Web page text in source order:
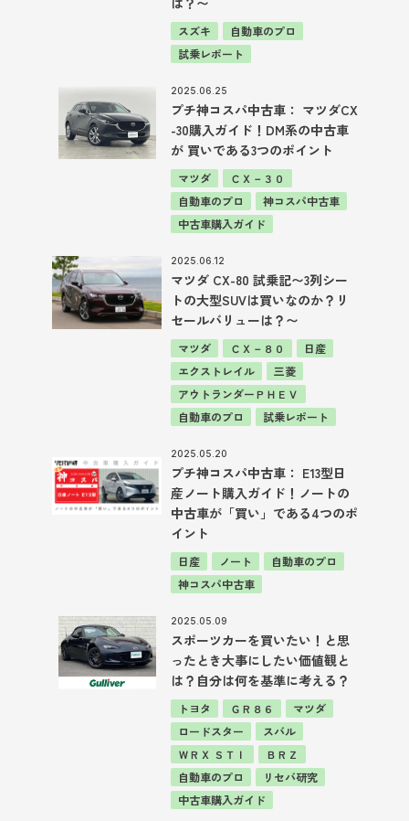
スズキ
自動車のプロ
試乗レポート
2025.06.25
プチ神コスパ中古車： マツダCX
-30購入ガイド！DM系の中古車
が 買いである3つのポイント
マツダ
ＣＸ－３０
自動車のプロ
神コスパ中古車
中古車購入ガイド
2025.06.12
マツダ CX-80 試乗記〜3列シー
トの大型SUVは買いなのか？リ
セールバリューは？〜
マツダ ＣＸ－８０
日産
エクストレイル
三菱
アウトランダーＰＨＥＶ
自動車のプロ
試乗レポート
2025.05.20
プチ神コスパ中古車： E13型日
産ノート購入ガイド！ノートの
中古車が「買い」である4つのポ
イント
日産 ノート
自動車のプロ
神コスパ中古車
2025.05.09
スポーツカーを買いたい！と思
ったとき大事にしたい価値観と
は？自分は何を基準に考える？
トヨタ ＧＲ８６
マツダ
ロードスター
スバル
ＷＲＸ ＳＴＩ
ＢＲＺ
自動車のプロ
リセバ研究
中古車購入ガイド